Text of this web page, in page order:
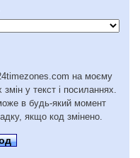
на моєму
змін у текст і посиланнях.
в будь-який момент
якщо код змінено.